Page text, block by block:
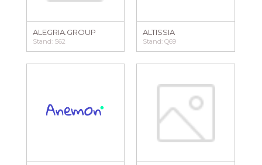
ALEGRIA.GROUP
Stand: S62
ALTISSIA
Stand: Q69